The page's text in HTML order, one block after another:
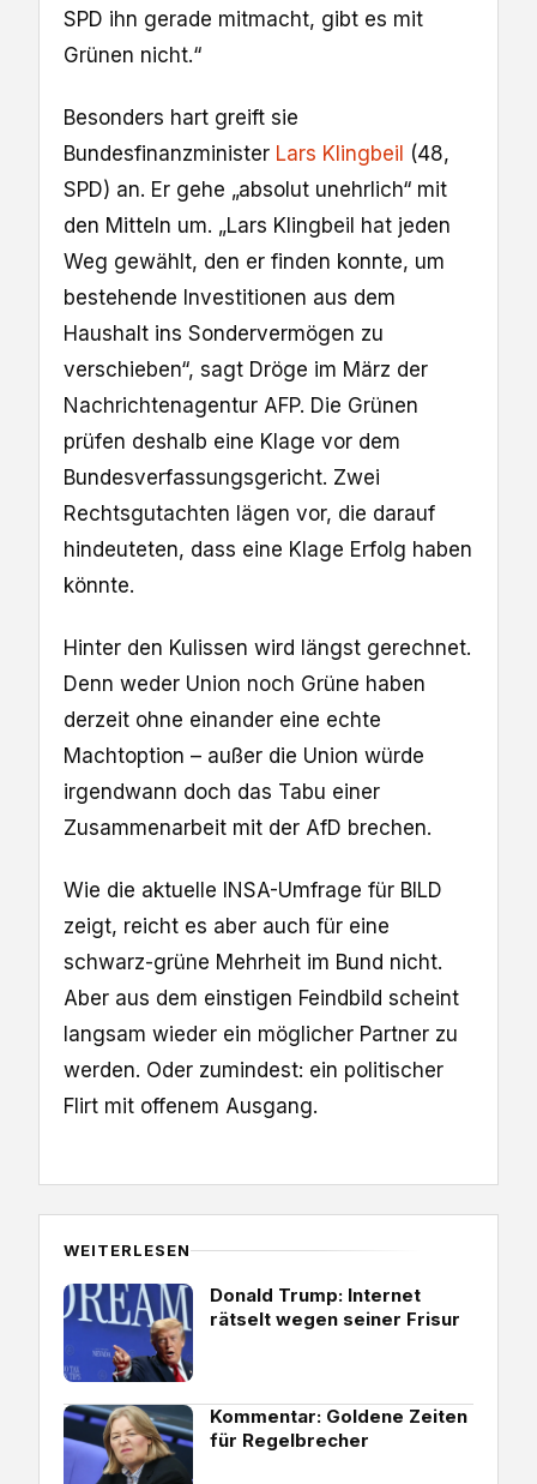
SPD ihn gerade mitmacht, gibt es mit
Grünen nicht.“
Besonders hart greift sie
Bundesfinanzminister Lars Klingbeil (48,
SPD) an. Er gehe „absolut unehrlich“ mit
den Mitteln um. „Lars Klingbeil hat jeden
Weg gewählt, den er finden konnte, um
bestehende Investitionen aus dem
Haushalt ins Sondervermögen zu
verschieben“, sagt Dröge im März der
Nachrichtenagentur AFP. Die Grünen
prüfen deshalb eine Klage vor dem
Bundesverfassungsgericht. Zwei
Rechtsgutachten lägen vor, die darauf
hindeuteten, dass eine Klage Erfolg haben
könnte.
Hinter den Kulissen wird längst gerechnet.
Denn weder Union noch Grüne haben
derzeit ohne einander eine echte
Machtoption – außer die Union würde
irgendwann doch das Tabu einer
Zusammenarbeit mit der AfD brechen.
Wie die aktuelle INSA-Umfrage für BILD
zeigt, reicht es aber auch für eine
schwarz-grüne Mehrheit im Bund nicht.
Aber aus dem einstigen Feindbild scheint
langsam wieder ein möglicher Partner zu
werden. Oder zumindest: ein politischer
Flirt mit offenem Ausgang.
WEITERLESEN
Donald Trump: Internet
rätselt wegen seiner Frisur
Kommentar: Goldene Zeiten
für Regelbrecher